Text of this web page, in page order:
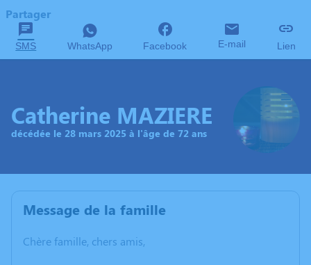
Partager
SMS WhatsApp Facebook E-mail Lien
Catherine MAZIERE
décédée le 28 mars 2025 à l'âge de 72 ans
Message de la famille
Chère famille, chers amis,